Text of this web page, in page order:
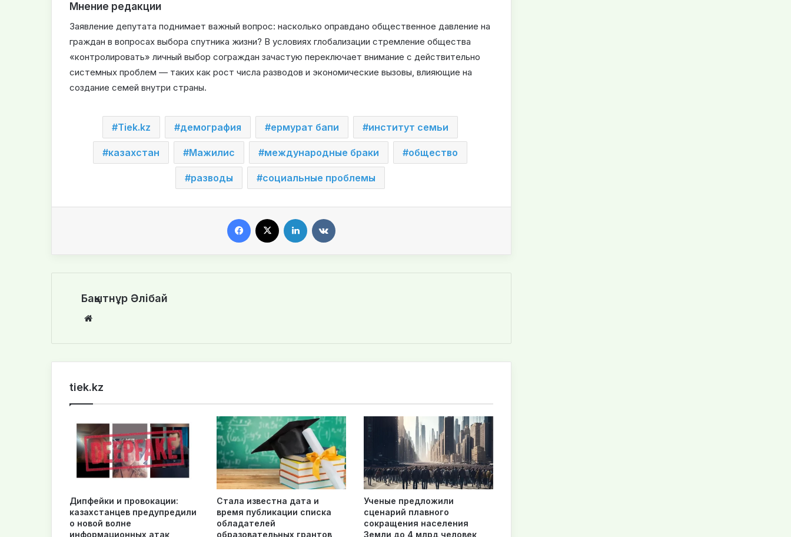
Мнение редакции
Заявление депутата поднимает важный вопрос: насколько оправдано общественное давление на
граждан в вопросах выбора спутника жизни? В условиях глобализации стремление общества
«контролировать» личный выбор сограждан зачастую переключает внимание с действительно
системных проблем — таких как рост числа разводов и экономические вызовы, влияющие на
создание семей внутри страны.
Tiek.kz демография ермурат бапи институт семьи
казахстан Мажилис международные браки общество
разводы социальные проблемы
Бақытнұр Әлібай
te
tiek.kz
Дипфейки и провокации:
казахстанцев предупредили
о новой волне
информационных атак
Стала известна дата и
время публикации списка
обладателей
образовательных грантов
Ученые предложили
сценарий плавного
сокращения населения
Земли до 4 млрд человек